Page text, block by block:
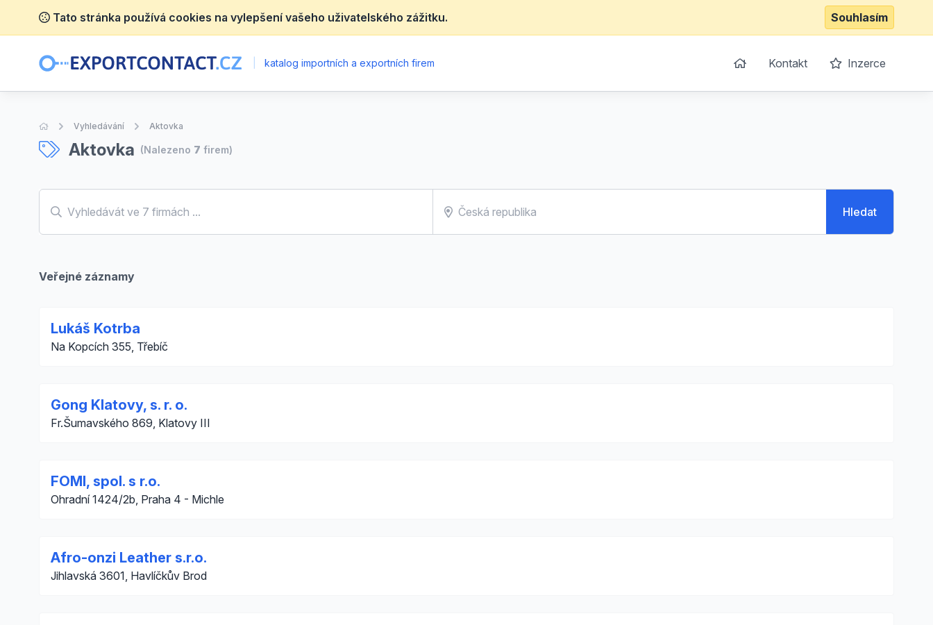
Tato stránka používá cookies na vylepšení vašeho uživatelského zážitku. Souhlasím
katalog importních a exportních firem Kontakt Inzerce
Úvodní stránka
Vyhledávání Aktovka
Aktovka (Nalezeno 7 firem)
Hledat
Veřejné záznamy
Lukáš Kotrba
Na Kopcích 355, Třebíč
Gong Klatovy, s. r. o.
Fr.Šumavského 869, Klatovy III
FOMI, spol. s r.o.
Ohradní 1424/2b, Praha 4 - Michle
Afro-onzi Leather s.r.o.
Jihlavská 3601, Havlíčkův Brod